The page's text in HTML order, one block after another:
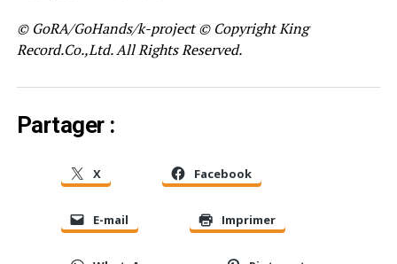
© GoRA/GoHands/k-project © Copyright King
Record.Co.,Ltd. All Rights Reserved.
Partager :
X Facebook
E-mail Imprimer